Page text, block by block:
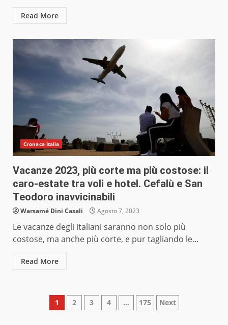
Read More
Cronaca Italia
Vacanze 2023, più corte ma più costose: il
caro-estate tra voli e hotel. Cefalù e San
Teodoro inavvicinabili
Warsamé Dini Casali Agosto 7, 2023
Le vacanze degli italiani saranno non solo più
costose, ma anche più corte, e pur tagliando le...
Read More
Paginazione
1 2 3 4 … 175 Next